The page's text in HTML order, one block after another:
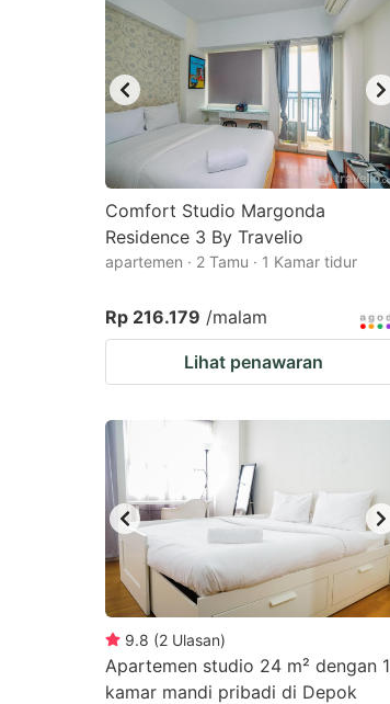
Comfort Studio Margonda
Residence 3 By Travelio
apartemen · 2 Tamu · 1 Kamar tidur
Rp 216.179 /malam
Lihat penawaran
9.8 (2 Ulasan)
Apartemen studio 24 m² dengan 1
kamar mandi pribadi di Depok